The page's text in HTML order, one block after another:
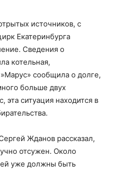
источников, с
Екатеринбурга
Сведения о
котельная,
сообщила о долге,
больше двух
эта ситуация находится в
Жданов рассказал,
отсужен. Около
уже должны быть